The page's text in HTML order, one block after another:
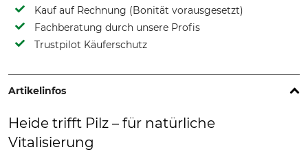
Kauf auf Rechnung (Bonität vorausgesetzt)
Fachberatung durch unsere Profis
Trustpilot Käuferschutz
Artikelinfos
Heide trifft Pilz – für natürliche
Vitalisierung